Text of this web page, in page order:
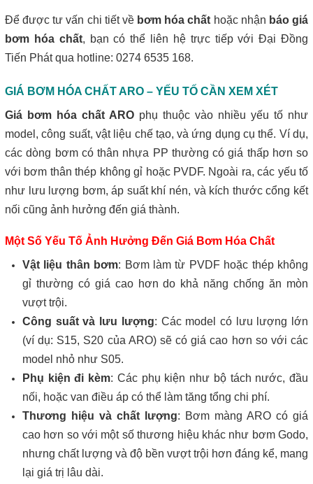
Để được tư vấn chi tiết về bơm hóa chất hoặc nhận báo giá
bơm hóa chất, bạn có thể liên hệ trực tiếp với Đại Đồng
Tiến Phát qua hotline: 0274 6535 168.
GIÁ BƠM HÓA CHẤT ARO – YẾU TỐ CẦN XEM XÉT
Giá bơm hóa chất ARO phụ thuộc vào nhiều yếu tố như
model, công suất, vật liệu chế tạo, và ứng dụng cụ thể. Ví dụ,
các dòng bơm có thân nhựa PP thường có giá thấp hơn so
với bơm thân thép không gỉ hoặc PVDF. Ngoài ra, các yếu tố
như lưu lượng bơm, áp suất khí nén, và kích thước cổng kết
nối cũng ảnh hưởng đến giá thành.
Một Số Yếu Tố Ảnh Hưởng Đến Giá Bơm Hóa Chất
Vật liệu thân bơm: Bơm làm từ PVDF hoặc thép không
gỉ thường có giá cao hơn do khả năng chống ăn mòn
vượt trội.
Công suất và lưu lượng: Các model có lưu lượng lớn
(ví dụ: S15, S20 của ARO) sẽ có giá cao hơn so với các
model nhỏ như S05.
Phụ kiện đi kèm: Các phụ kiện như bộ tách nước, đầu
nối, hoặc van điều áp có thể làm tăng tổng chi phí.
Thương hiệu và chất lượng: Bơm màng ARO có giá
cao hơn so với một số thương hiệu khác như bơm Godo,
nhưng chất lượng và độ bền vượt trội hơn đáng kể, mang
lại giá trị lâu dài.